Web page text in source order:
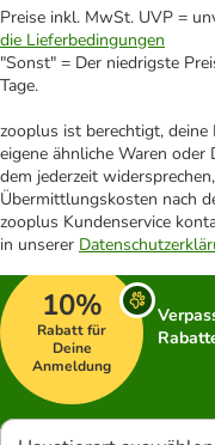
Preise inkl. MwSt. UVP =
die Lieferbedingungen
"Sonst" = Der niedrigste
Tage.
zooplus ist berechtigt,
eigene ähnliche Waren
dem jederzeit
Übermittlungskosten nach
zooplus Kundenservice
in unserer
10%
Rabatt für
Deine
Anmeldung